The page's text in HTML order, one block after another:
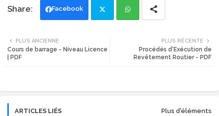
Facebook
tte
PLUS RÉCENTE
Procédés d'Exécution de
Revêtement Routier - PDF
PLUS ANCIENNE
Cours de barrage - Niveau Licence
| PDF
ARTICLES LIÉS Plus d'éléments